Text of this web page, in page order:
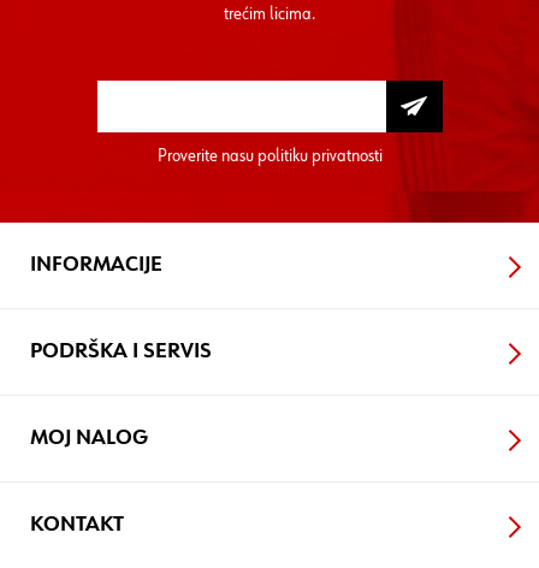
trećim licima.
Proverite nasu politiku privatnosti
INFORMACIJE
PODRŠKA I SERVIS
MOJ NALOG
KONTAKT